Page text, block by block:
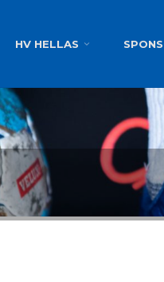
HV HELLAS